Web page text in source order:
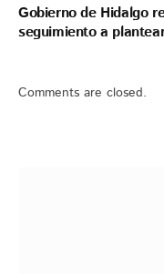
Gobierno de Hidalgo
seguimiento a
Comments are closed.